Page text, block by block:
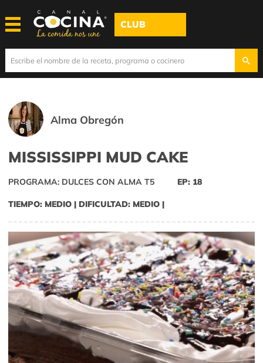
CLUB
Alma Obregón
MISSISSIPPI MUD CAKE
PROGRAMA: DULCES CON ALMA T5 EP: 18
TIEMPO: MEDIO | DIFICULTAD: MEDIO |